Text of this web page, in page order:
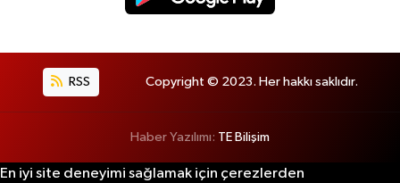
RSS Copyright © 2023. Her hakkı saklıdır.
Haber Yazılımı: TE Bilişim
En iyi site deneyimi sağlamak için çerezlerden